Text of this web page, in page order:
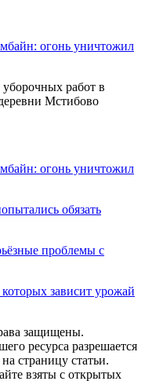
огонь уничтожил
работ в
Мстибово
огонь уничтожил
обязать
проблемы с
зависит урожай
защищены.
ресурса разрешается
страницу статьи.
взяты с открытых